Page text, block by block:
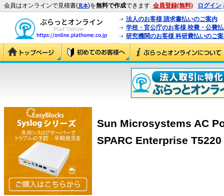
会員はオンラインで見積書(見本)を無料で作成できます 会員登録(無料) ログイン
法人のお客様 請求書払いのご案内
学校・官公庁のお客様 校費・公費
研究機関のお客様 科研費払いのご
Sun Microsystems AC
SPARC Enterprise T5220